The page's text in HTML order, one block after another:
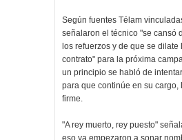
Según fuentes Télam
señalaron el técnico "se cansó
los refuerzos y de que se dilate
contrato" para la próxima
un principio se habló de
para que continúe en su cargo,
firme.
"A rey muerto, rey puesto"
eso ya empezaron a sonar